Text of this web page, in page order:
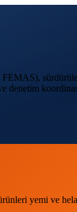
denetim
yemi ve